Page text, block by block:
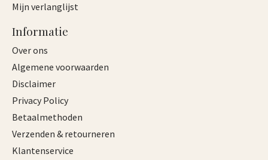
Mijn verlanglijst
Informatie
Over ons
Algemene voorwaarden
Disclaimer
Privacy Policy
Betaalmethoden
Verzenden & retourneren
Klantenservice